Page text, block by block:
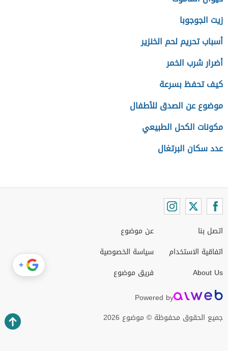
زيت الجوجوبا
أسباب تحريم لحم الخنزير
أضرار شرب الخمر
كيف تحفظ بسرعة
موضوع عن الصدق للأطفال
مكونات الكحل الطبيعي
عدد سكان البرتغال
اتصل بنا
اتفاقية الاستخدام
About Us
عن موضوع
سياسة الخصوصية
فريق موضوع
Powered by
جميع الحقوق محفوظة © موضوع 2026
+